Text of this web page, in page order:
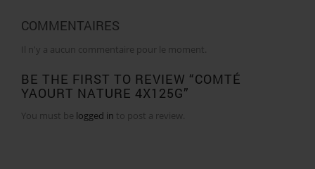
COMMENTAIRES
Il n'y a aucun commentaire pour le moment.
BE THE FIRST TO REVIEW “COMTÉ
YAOURT NATURE 4X125G”
You must be logged in to post a review.